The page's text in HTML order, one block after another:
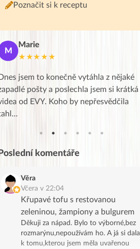
Poznačit si k receptu
M
Marie
★★★★★
Dnes jsem to konečně vytáhla z nějaké
pošty a poslechla jsem si krátká
od EVY. Koho by nepřesvědčila
Poslední komentáře
Věra
Včera v 22:04
Křupavé tofu s restovanou
zeleninou, žampiony a bulgurem
Děkuji za nápad. Bylo to výborné,bez
rozmarýnu,nepoužívám ho. A já si dala
k tomu,kterou jsem měla uvařenou